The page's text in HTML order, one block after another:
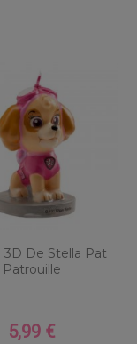
3D De Stella Pat
Patrouille
Prix
5,99 €